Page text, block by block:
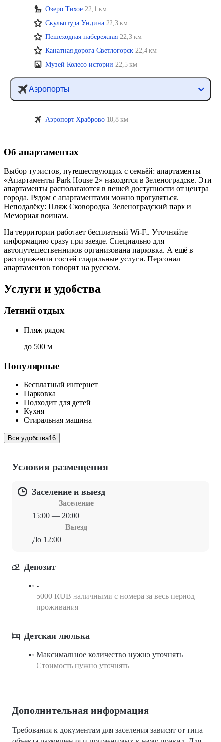
Озеро Тихое 22,1 км
Скульптура Ундина 22,3 км
Пешеходная набережная 22,3 км
Канатная дорога Светлогорск 22,4 км
Музей Колесо истории 22,5 км
Аэропорты
Аэропорт Храброво 10,8 км
Об апартаментах
Выбор туристов, путешествующих с семьёй: апартаменты
«Апартаменты Park House 2» находятся в Зеленоградске. Эти
апартаменты располагаются в пешей доступности от центра
города. Рядом с апартаментами можно прогуляться.
Неподалёку: Пляж Сковородка, Зеленоградский парк и
Мемориал воинам.
На территории работает бесплатный Wi-Fi. Уточняйте
информацию сразу при заезде. Специально для
автопутешественников организована парковка. А ещё в
распоряжении гостей гладильные услуги. Персонал
апартаментов говорит на русском.
Услуги и удобства
Летний отдых
Пляж рядом
до 500 м
Популярные
Бесплатный интернет
Парковка
Подходит для детей
Кухня
Стиральная машина
Все удобства16
Условия размещения
Заселение и выезд
Заселение
15:00 — 20:00
Выезд
До 12:00
Депозит
-
5000 RUB наличными с номера за весь период
проживания
Детская люлька
Максимальное количество нужно уточнять
Стоимость нужно уточнять
Дополнительная информация
Требования к документам для заселения зависят от типа